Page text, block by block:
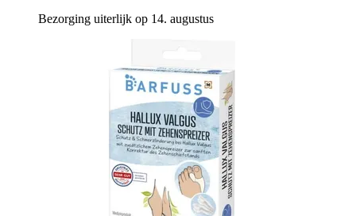
Bezorging uiterlijk op 14. augustus